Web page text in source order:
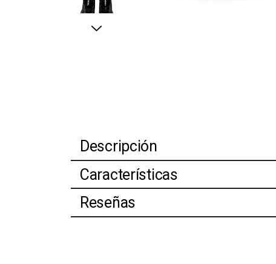
Descripción
Características
Reseñas